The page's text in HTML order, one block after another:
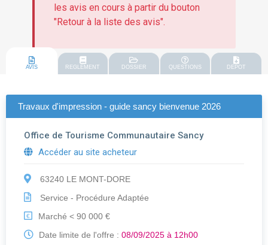
les avis en cours à partir du bouton
"Retour à la liste des avis".
AVIS REGLEMENT DOSSIER QUESTIONS DEPOT
Travaux d'impression - guide sancy bienvenue 2026
Office de Tourisme Communautaire Sancy
Accéder au site acheteur
63240 LE MONT-DORE
Service - Procédure Adaptée
€
Marché < 90 000 €
Date limite de l'offre : 08/09/2025 à 12h00